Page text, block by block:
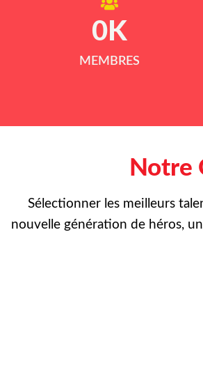
MEMBRES
0 K
Notre
Sélectionner les meilleurs
nouvelle génération de héros,